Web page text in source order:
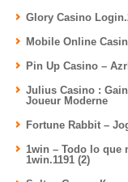
Glory Casino
Mobile Online
Pin Up Casino –
Julius Casino :
Joueur Moderne
Fortune Rabbit –
1win – Todo lo que
1win.1191 (2)